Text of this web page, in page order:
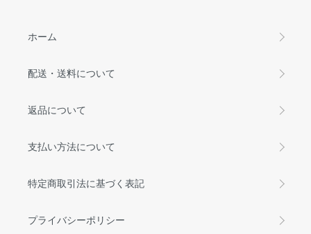
ホーム
配送・送料について
返品について
支払い方法について
特定商取引法に基づく表記
プライバシーポリシー